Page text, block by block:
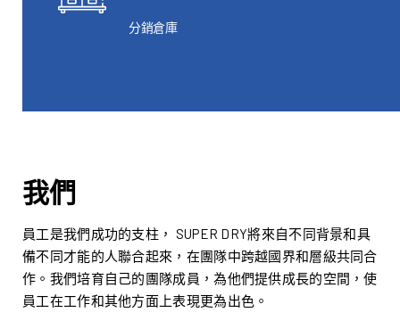
分銷倉庫
我們
員工是我們成功的支柱， SUPER DRY將來自不同背景和具
備不同才能的人聯合起來，在團隊中跨越國界和層級共同合
作。我們培育自己的團隊成員，為他們提供成長的空間，使
員工在工作和其他方面上表現更為出色。